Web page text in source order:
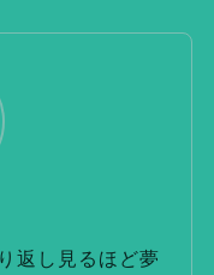
返し見るほど夢